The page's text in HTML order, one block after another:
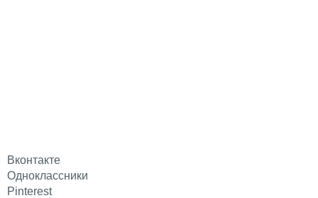
Вконтакте
Одноклассники
Pinterest